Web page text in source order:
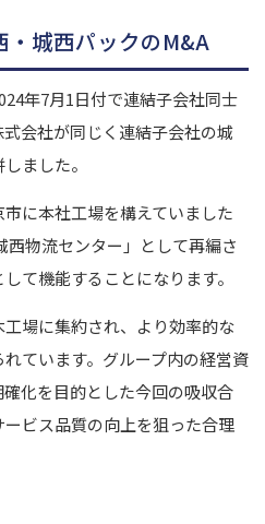
城西パックのM&A
年7月1日付で連結子会社同士
会社が同じく連結子会社の城
ました。
に本社工場を構えていました
西物流センター」として再編さ
て機能することになります。
場に集約され、より効率的な
ています。グループ内の経営資
化を目的とした今回の吸収合
ビス品質の向上を狙った合理